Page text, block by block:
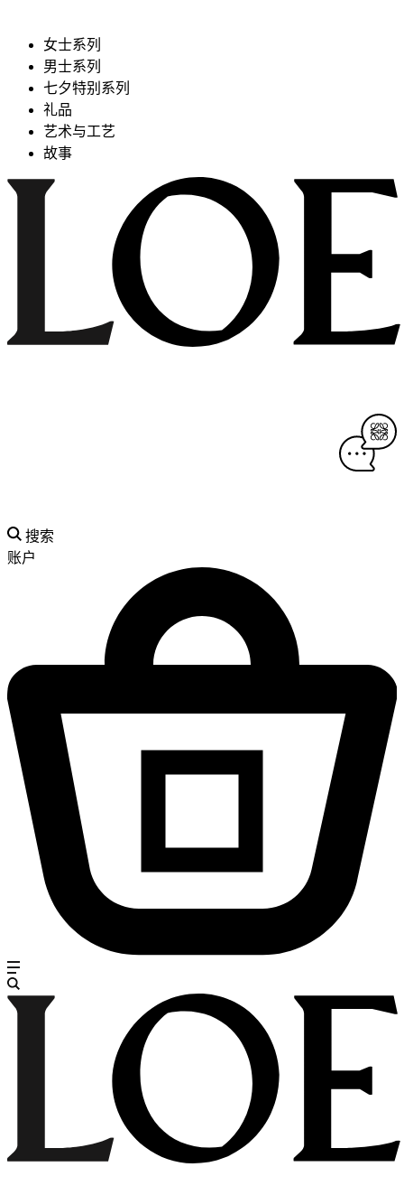
女士系列
男士系列
七夕特别系列
礼品
艺术与工艺
故事
搜索
账户